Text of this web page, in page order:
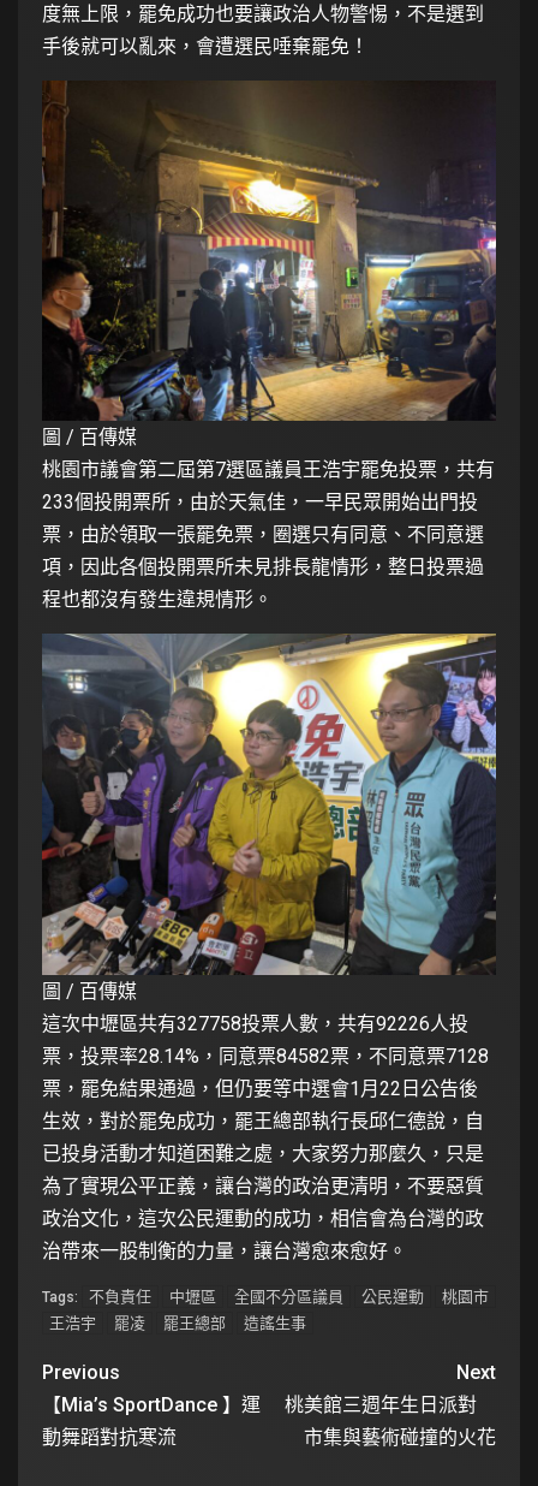
度無上限，罷免成功也要讓政治人物警惕，不是選到
手後就可以亂來，會遭選民唾棄罷免！
圖 / 百傳媒
桃園市議會第二屆第7選區議員王浩宇罷免投票，共有
233個投開票所，由於天氣佳，一早民眾開始出門投
票，由於領取一張罷免票，圈選只有同意、不同意選
項，因此各個投開票所未見排長龍情形，整日投票過
程也都沒有發生違規情形。
圖 / 百傳媒
這次中壢區共有327758投票人數，共有92226人投
票，投票率28.14%，同意票84582票，不同意票7128
票，罷免結果通過，但仍要等中選會1月22日公告後
生效，對於罷免成功，罷王總部執行長邱仁德說，自
已投身活動才知道困難之處，大家努力那麼久，只是
為了實現公平正義，讓台灣的政治更清明，不要惡質
政治文化，這次公民運動的成功，相信會為台灣的政
治帶來一股制衡的力量，讓台灣愈來愈好。
Tags: 不負責任 中壢區 全國不分區議員 公民運動
桃園市
王浩宇
罷凌 罷王總部 造謠生事
Previous
【Mia’s SportDance 】運
動舞蹈對抗寒流
Next
桃美館三週年生日派對
市集與藝術碰撞的火花